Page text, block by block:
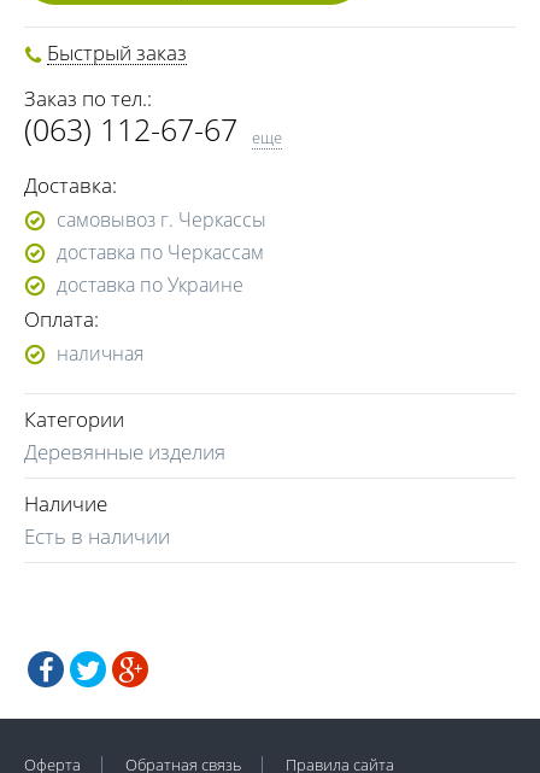
Быстрый заказ
Заказ по тел.:
(063) 112-67-67
(0472) 56-15-53
(093) 183-13-33
(098) 304-21-83
(066) 774-40-77
еще
Доставка:
самовывоз г. Черкассы
доставка по Черкассам
доставка по Украине
Оплата:
наличная
Категории
Деревянные изделия
Наличие
Есть в наличии
Оферта Обратная связь Правила сайта